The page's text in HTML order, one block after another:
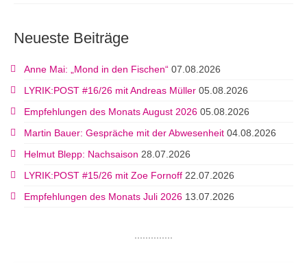
Neueste Beiträge
Anne Mai: „Mond in den Fischen“ 07.08.2026
LYRIK:POST #16/26 mit Andreas Müller 05.08.2026
Empfehlungen des Monats August 2026 05.08.2026
Martin Bauer: Gespräche mit der Abwesenheit 04.08.2026
Helmut Blepp: Nachsaison 28.07.2026
LYRIK:POST #15/26 mit Zoe Fornoff 22.07.2026
Empfehlungen des Monats Juli 2026 13.07.2026